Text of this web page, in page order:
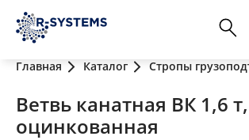
Главная Каталог Стропы
Ветвь канатная ВК 1,6
оцинкованная